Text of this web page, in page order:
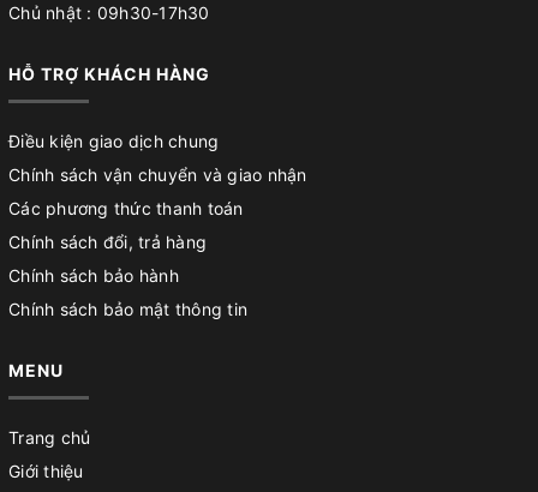
Chủ nhật : 09h30-17h30
HỖ TRỢ KHÁCH HÀNG
Điều kiện giao dịch chung
Chính sách vận chuyển và giao nhận
Các phương thức thanh toán
Chính sách đổi, trả hàng
Chính sách bảo hành
Chính sách bảo mật thông tin
MENU
Trang chủ
Giới thiệu